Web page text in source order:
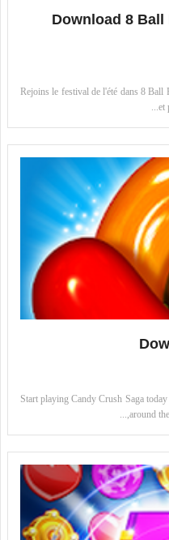
Download 8 Ball
Rejoins le festival de l'été dans 8 Ball
et
Start playing Candy Crush Saga
around